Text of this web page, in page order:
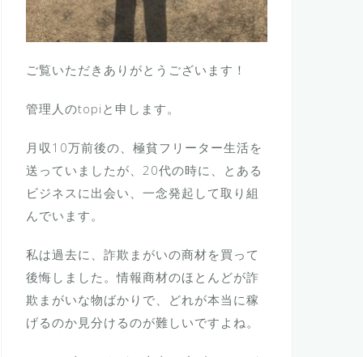
ご覧いただきありがとうございます！
管理人のtopiと申します。
月収10万前後の、極貧フリーター生活を
送っていましたが、20代の時に、とある
ビジネスに出会い、一念発起して取り組
んでいます。
私は過去に、詐欺まがいの商材を買って
後悔しました。情報商材のほとんどが詐
欺まがいな物ばかりで、どれが本当に稼
げるのか見分けるのが難しいですよね。